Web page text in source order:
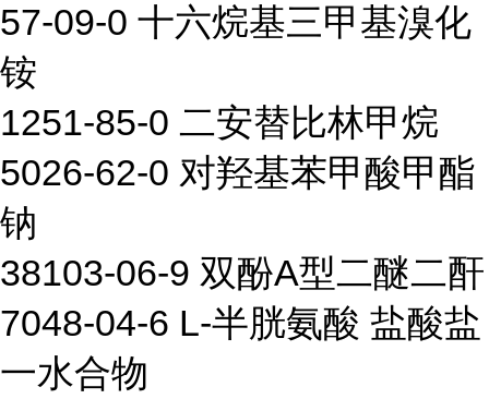
57-09-0 十六烷基三甲基溴化
铵
1251-85-0 二安替比林甲烷
5026-62-0 对羟基苯甲酸甲酯
钠
38103-06-9 双酚A型二醚二酐
7048-04-6 L-半胱氨酸 盐酸盐
一水合物